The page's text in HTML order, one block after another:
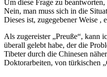
Um diese Frage zu
Nein, man muss sich in die
Dieses ist, zugegebener Weise
Als zugereister „Preuße“, kann
überall gelebt habe, der die
Tibeter durch die Chinesen
Doktorarbeiten, von türkischen